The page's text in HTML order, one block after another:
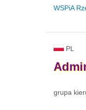
WSPiA
PL
grupa